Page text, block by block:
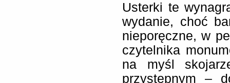
Usterki te
wydanie, choć
nieporęczne, w
czytelnika
na myśl
przystępnym –